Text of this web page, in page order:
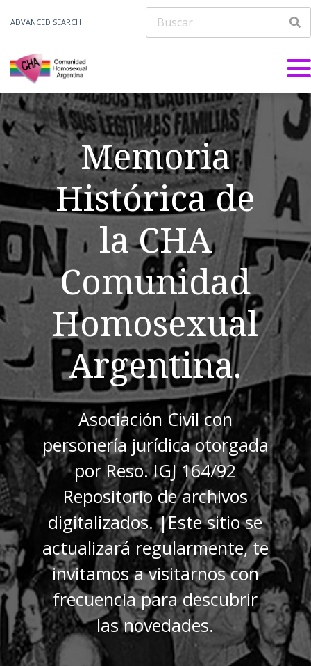
ADVANCED SEARCH
Memoria
Histórica de
la CHA
Comunidad
Homosexual
Argentina.
Asociación Civil con
personería jurídica otorgada
por Reso. IGJ 164/92
Repositorio de archivos
digitalizados. |Este sitio se
actualizará regularmente, te
invitamos a visitarnos con
frecuencia para descubrir
las novedades.